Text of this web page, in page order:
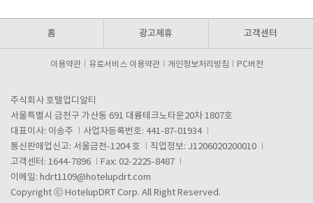
홈 광고제휴 고객센터
이용약관 유료서비스 이용약관 개인정보처리방침 PC버전
주식회사 호텔업디알티
서울특별시 금천구 가산동 691 대륭테크노타운20차 1807호
대표이사: 이송주
사업자등록번호: 441-87-01934
통신판매업신고: 서울금천-1204 호
직업정보: J1206020200010
고객센터: 1644-7896
Fax: 02-2225-8487
이메일: hdrt1109@hotelupdrt.com
Copyright ⓒ HotelupDRT Corp. All Right Reserved.